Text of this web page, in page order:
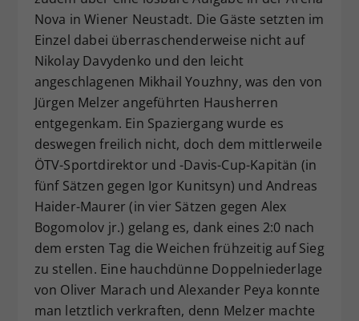
Nova in Wiener Neustadt. Die Gäste setzten im
Einzel dabei überraschenderweise nicht auf
Nikolay Davydenko und den leicht
angeschlagenen Mikhail Youzhny, was den von
Jürgen Melzer angeführten Hausherren
entgegenkam. Ein Spaziergang wurde es
deswegen freilich nicht, doch dem mittlerweile
ÖTV-Sportdirektor und -Davis-Cup-Kapitän (in
fünf Sätzen gegen Igor Kunitsyn) und Andreas
Haider-Maurer (in vier Sätzen gegen Alex
Bogomolov jr.) gelang es, dank eines 2:0 nach
dem ersten Tag die Weichen frühzeitig auf Sieg
zu stellen. Eine hauchdünne Doppelniederlage
von Oliver Marach und Alexander Peya konnte
man letztlich verkraften, denn Melzer machte